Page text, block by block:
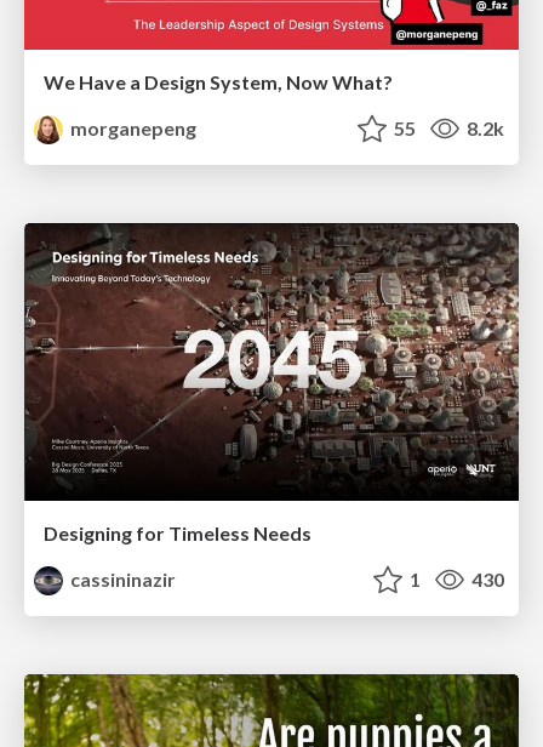
We Have a Design System, Now What?
morganepeng
55 8.2k
Designing for Timeless Needs
cassininazir
1 430